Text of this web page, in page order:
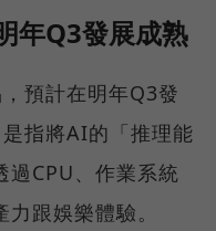
年Q3發展成熟
預計在明年Q3發
指將AI的「推理能
過CPU、作業系統
跟娛樂體驗。